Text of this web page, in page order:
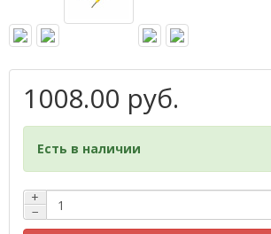
1008.00 руб.
Есть в наличии
+
−